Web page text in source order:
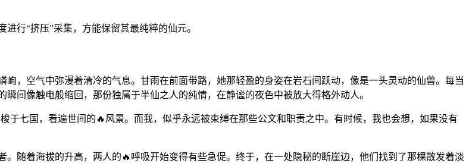
行“挤压”采集，方能保留其最纯粹的仙元。
，空气中弥漫着清冷的气息。甘雨在前面带路，她那轻盈的身姿在岩石间跃动，像是一头灵动的仙兽。每当
间像触电般缩回，那份独属于半仙之人的纯情，在静谧的夜色中被放大得格外动人。
七国，看遍世间的🔥风景。而我，似乎永远被束缚在那些公文和职责之中。有时候，我也会想，如果没有
随着海拔的升高，两人的🔥呼吸开始变得有些急促。终于，在一处隐秘的断崖边，他们找到了那棵散发着淡